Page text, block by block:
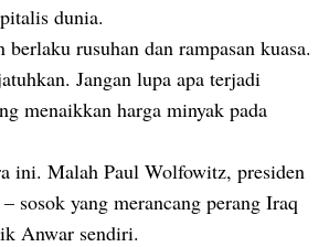
dunia.
berlaku rusuhan dan rampasan kuasa.
Jangan lupa apa terjadi
menaikkan harga minyak pada
ini. Malah Paul Wolfowitz, presiden
sosok yang merancang perang Iraq
Anwar sendiri.